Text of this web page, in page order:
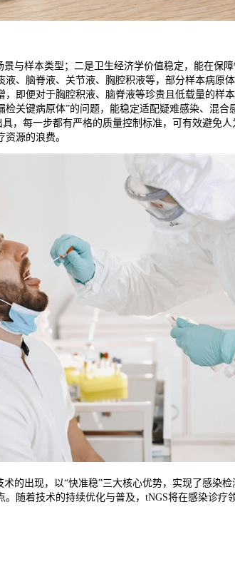
与样本类型；二是卫生经济学价值稳定，能在
、脑脊液、关节液、胸腔积液等，部分样本病
即便对于胸腔积液、脑脊液等珍贵且低载量的样
关键病原体”的问题，能稳定适配疑难感染、混
，每一步都有严格的质量控制标准，可有效避免
源的浪费。
的出现，以“快准稳”三大核心优势，实现了感染
随着技术的持续优化与普及，tNGS将在感染诊